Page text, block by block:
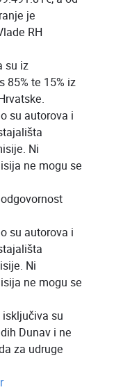
je
RH
su iz
85% te 15% iz
su autorova i
Ni
ne mogu se
su autorova i
Ni
ne mogu se
su
Dunav i ne
za udruge